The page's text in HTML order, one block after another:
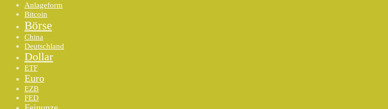
Anlageform
Bitcoin
Börse
China
Deutschland
Dollar
ETF
Euro
EZB
FED